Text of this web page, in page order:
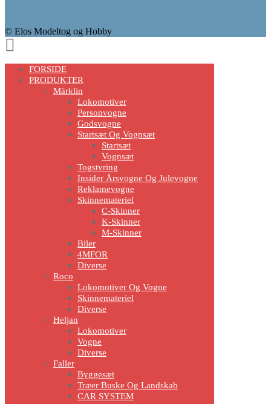
© Elos Modeltog og Hobby
UpFORSIDE
PRODUKTER
Märklin
Lokomotiver
Personvogne
Godsvogne
Startsæt Og Vognsæt
Startsæt
Vognsæt
Togstyring
Insider Årsvogne Og Julevogne
Reklamevogne
Skinnemateriel
C-Skinner
K-Skinner
M-Skinner
Biler
4MFOR
Diverse
Roco
Lokomotiver Og Vogne
Skinnemateriel
Diverse
Heljan
Lokomotiver
Vogne
Diverse
Faller
Byggesæt
Træer Buske Og Landskab
CAR SYSTEM